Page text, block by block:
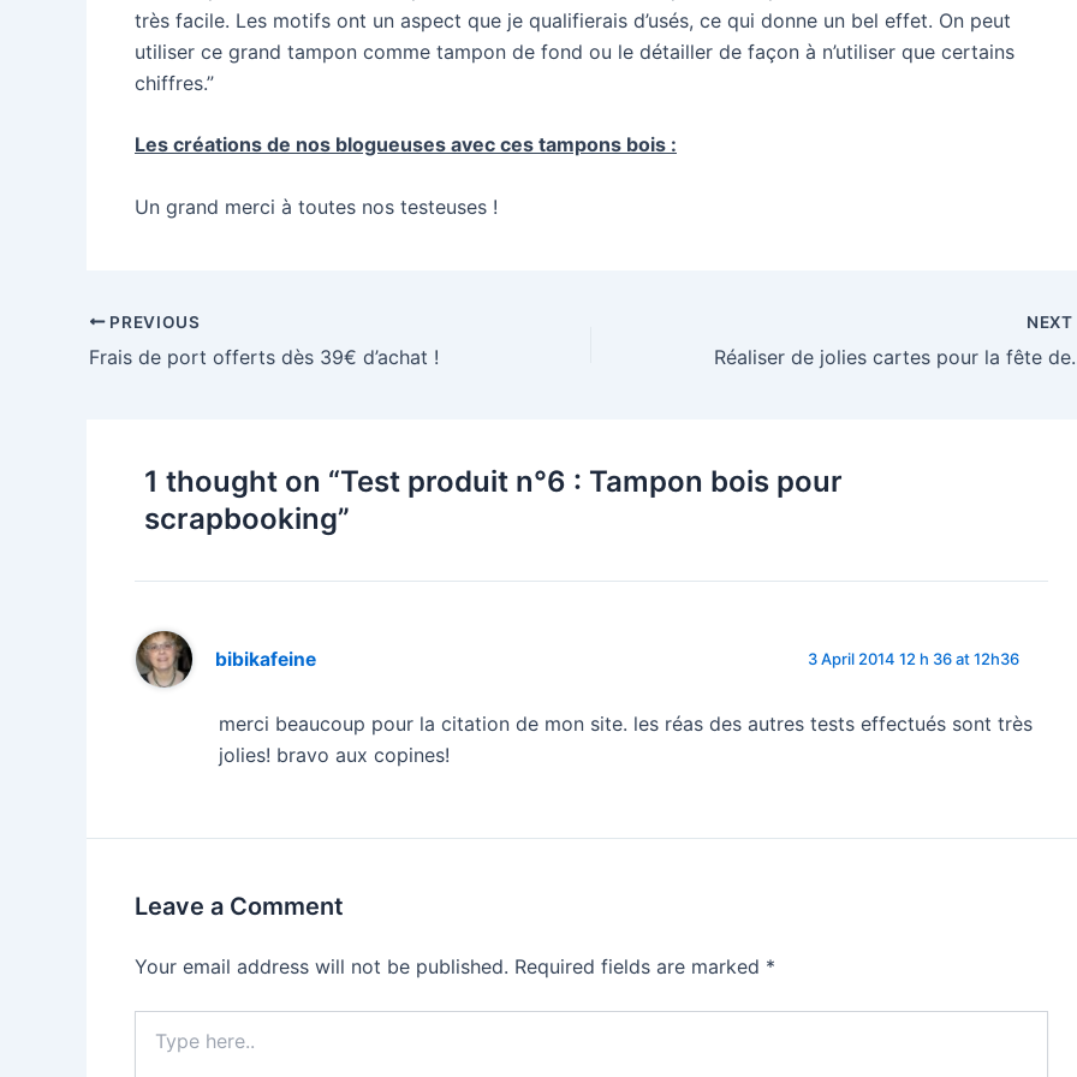
très facile. Les motifs ont un aspect que je qualifierais d’usés, ce qui donne un bel effet. On peut
utiliser ce grand tampon comme tampon de fond ou le détailler de façon à n’utiliser que certains
chiffres.”
Les créations de nos blogueuses avec ces tampons bois :
Un grand merci à toutes nos testeuses !
Post
navigation
PREVIOUS
Frais de port offerts dès 39€ d’achat !
NEXT
Réaliser
1 thought on “Test produit n°6 : Tampon bois pour
scrapbooking”
bibikafeine 3 April 2014 12 h 36 at 12h36
merci beaucoup pour la citation de mon site. les réas des autres tests effectués sont très
jolies! bravo aux copines!
Leave a Comment
Your email address will not be published. Required fields are marked *
here..